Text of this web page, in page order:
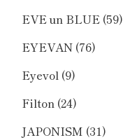
EVE un BLUE (59)
EYEVAN (76)
Eyevol (9)
Filton (24)
JAPONISM (31)